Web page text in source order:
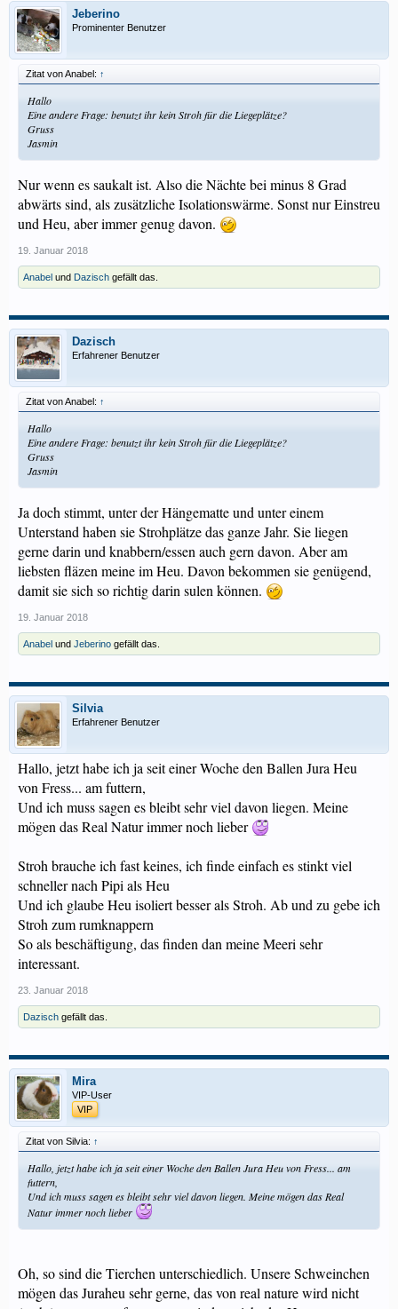
Jeberino
Prominenter Benutzer
Zitat von Anabel: ↑
Hallo
Eine andere Frage: benutzt ihr kein Stroh für die Liegeplätze?
Gruss
Jasmin
Nur wenn es saukalt ist. Also die Nächte bei minus 8 Grad
abwärts sind, als zusätzliche Isolationswärme. Sonst nur Einstreu
und Heu, aber immer genug davon.
19. Januar 2018
Anabel und Dazisch gefällt das.
Dazisch
Erfahrener Benutzer
Zitat von Anabel: ↑
Hallo
Eine andere Frage: benutzt ihr kein Stroh für die Liegeplätze?
Gruss
Jasmin
Ja doch stimmt, unter der Hängematte und unter einem
Unterstand haben sie Strohplätze das ganze Jahr. Sie liegen
gerne darin und knabbern/essen auch gern davon. Aber am
liebsten fläzen meine im Heu. Davon bekommen sie genügend,
damit sie sich so richtig darin sulen können.
19. Januar 2018
Anabel und Jeberino gefällt das.
Silvia
Erfahrener Benutzer
Hallo, jetzt habe ich ja seit einer Woche den Ballen Jura Heu
von Fress... am futtern,
Und ich muss sagen es bleibt sehr viel davon liegen. Meine
mögen das Real Natur immer noch lieber
Stroh brauche ich fast keines, ich finde einfach es stinkt viel
schneller nach Pipi als Heu
Und ich glaube Heu isoliert besser als Stroh. Ab und zu gebe ich
Stroh zum rumknappern
So als beschäftigung, das finden dan meine Meeri sehr
interessant.
23. Januar 2018
Dazisch gefällt das.
Mira
VIP-User
VIP
Zitat von Silvia: ↑
Hallo, jetzt habe ich ja seit einer Woche den Ballen Jura Heu von Fress... am
futtern,
Und ich muss sagen es bleibt sehr viel davon liegen. Meine mögen das Real
Natur immer noch lieber
Oh, so sind die Tierchen unterschiedlich. Unsere Schweinchen
mögen das Juraheu sehr gerne, das von real nature wird nicht